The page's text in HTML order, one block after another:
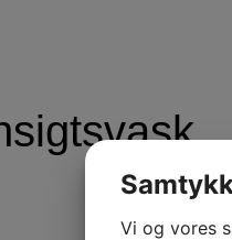
Vi og vores